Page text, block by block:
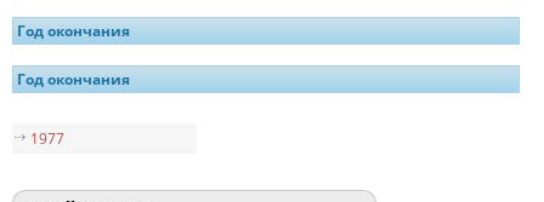
Год окончания
Год окончания
1977